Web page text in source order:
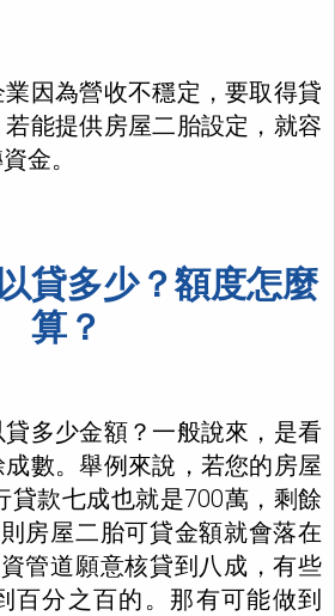
因為營收不穩定，要取得貸
能提供房屋二胎設定，就容
金。
貸多少？額度怎麼
算？
多少金額？一般說來，是看
數。舉例來說，若您的房屋
貸款七成也就是700萬，剩餘
房屋二胎可貸金額就會落在
管道願意核貸到八成，有些
百分之百的。那有可能做到